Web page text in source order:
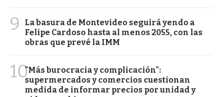
9
La basura de Montevideo seguirá yendo a
Felipe Cardoso hasta al menos 2055, con las
obras que prevé la IMM
10"Más burocracia y complicación":
supermercados y comercios cuestionan
medida de informar precios por unidad y